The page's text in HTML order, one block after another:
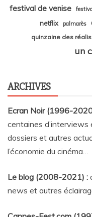
festival de venise
netflix palmarès
quinzaine des
un
ARCHIVES
Ecran Noir (1996-
centaines
dossiers et autres
l’économie du cinéma…
Le blog (2008-2021) :
news et autres